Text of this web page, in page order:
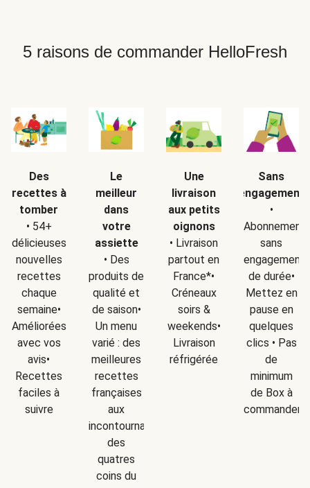
5 raisons de commander HelloFresh
Des
recettes à
tomber
• 54+
délicieuses
nouvelles
recettes
chaque
semaine•
Améliorées
avec vos
avis•
Recettes
faciles à
suivre
Le
meilleur
dans
votre
assiette
• Des
produits de
qualité et
de saison•
Un menu
varié : des
meilleures
recettes
françaises
aux
incontournables
des
quatres
coins du
Une
livraison
aux petits
oignons
• Livraison
partout en
France*•
Créneaux
soirs &
weekends•
Livraison
réfrigérée
Sans
engagement
•
Abonnement
sans
engagement
de durée•
Mettez en
pause en
quelques
clics • Pas
de
minimum
de Box à
commander